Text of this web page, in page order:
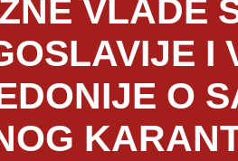
VLADE
I
O